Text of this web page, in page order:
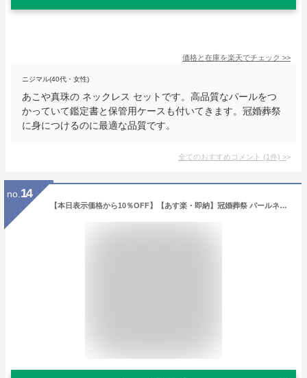
価格と在庫を楽天でチェック >>
ニジマル(40代・女性)
あこや真珠の ネックレス セットです。高品質なパールをつ
かっていて鑑定書と保管用ケースも付いてきます。冠婚葬祭
に身につけるのに最適な品質です。
全てのおすすめコメント (1件) >
no. 14
【本日表示価格から10％OFF】【あす楽・即納】冠婚葬祭 パールネックレス 真珠ネックレス 8.0 7.5 ネックレス 冠婚葬祭 入学式 卒業式 フォーマル アコヤ真珠 あこや真珠 ネックレス 成人式 あこや 本真珠ネックレス フォーマルネックレス